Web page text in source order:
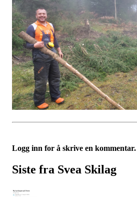
Logg inn for å skrive en kommentar.
Siste fra Svea Skilag